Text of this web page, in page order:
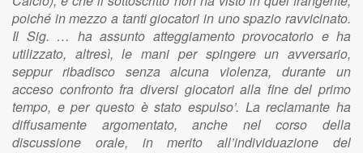
poiché in mezzo a tanti giocatori in uno spazio ravvicinato.
Il Sig. … ha assunto atteggiamento provocatorio e ha
utilizzato, altresì, le mani per spingere un avversario,
seppur ribadisco senza alcuna violenza, durante un
acceso confronto fra diversi giocatori alla fine del primo
tempo, e per questo è stato espulso’. La reclamante ha
diffusamente argomentato, anche nel corso della
discussione orale, in merito all’individuazione del